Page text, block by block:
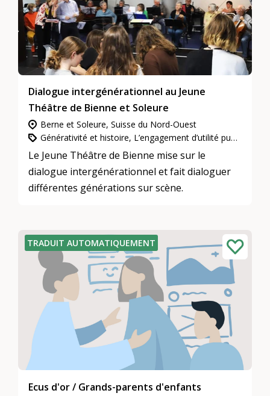
Dialogue intergénérationnel au Jeune
Théâtre de Bienne et Soleure
Berne et Soleure, Suisse du Nord-Ouest
Générativité et histoire, L’engagement d’utilité publique, Culture et arts
Le Jeune Théâtre de Bienne mise sur le
dialogue intergénérationnel et fait dialoguer
différentes générations sur scène.
TRADUIT AUTOMATIQUEMENT
Ecus d'or / Grands-parents d'enfants